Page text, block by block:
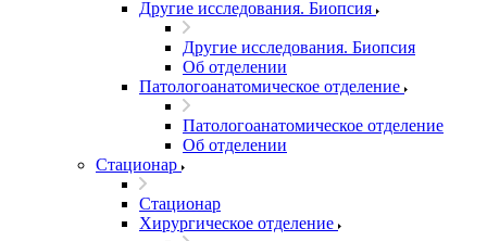
Другие исследования. Биопсия
Другие исследования. Биопсия
Об отделении
Патологоанатомическое отделение
Патологоанатомическое отделение
Об отделении
Стационар
Стационар
Хирургическое отделение